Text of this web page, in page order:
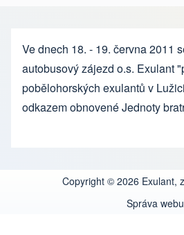
Ve dnech 18. - 19. června 2011
autobusový zájezd o.s. Exulant
pobělohorských exulantů v
odkazem obnovené Jednoty
Copyright © 2026 Exulant,
Správa webu